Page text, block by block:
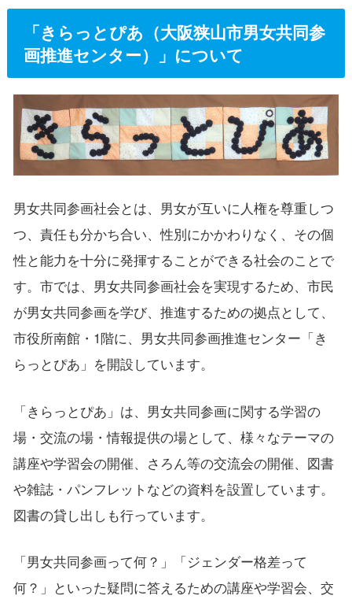
「きらっとぴあ（大阪狭山市男女共同参
画推進センター）」について
男女共同参画社会とは、男女が互いに人権を尊重しつ
つ、責任も分かち合い、性別にかかわりなく、その個
性と能力を十分に発揮することができる社会のことで
す。市では、男女共同参画社会を実現するため、市民
が男女共同参画を学び、推進するための拠点として、
市役所南館・1階に、男女共同参画推進センター「き
らっとぴあ」を開設しています。
「きらっとぴあ」は、男女共同参画に関する学習の
場・交流の場・情報提供の場として、様々なテーマの
講座や学習会の開催、さろん等の交流会の開催、図書
や雑誌・パンフレットなどの資料を設置しています。
図書の貸し出しも行っています。
「男女共同参画って何？」「ジェンダー格差って
何？」といった疑問に答えるための講座や学習会、交